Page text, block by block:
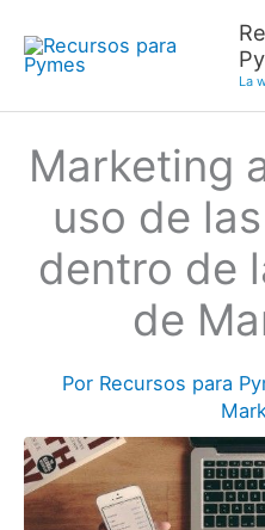
La
Marketing
uso de
dentro de
de
Por Recursos para